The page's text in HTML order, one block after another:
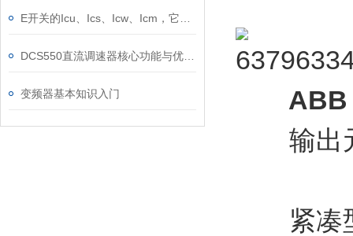
变频器基本知识入门
ABB
输出元
紧凑型